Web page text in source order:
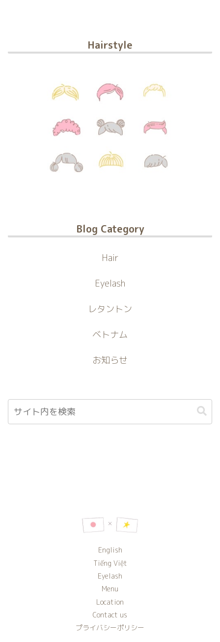
Hairstyle
Blog Category
Hair
Eyelash
レタントン
ベトナム
お知らせ
English
Tiếng Việt
Eyelash
Menu
Location
Contact us
プライバシーポリシー